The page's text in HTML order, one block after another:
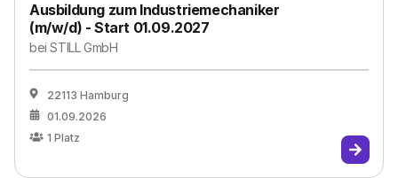
Ausbildung zum Industriemechaniker
(m/w/d) - Start 01.09.2027
beiSTILL GmbH
22113 Hamburg
01.09.2026
1 Platz